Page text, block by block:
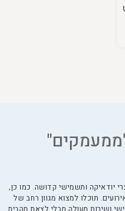
יודאיקה ותשמישי קדושה. כמו כן,
תוכלו למצוא מגוון רחב של